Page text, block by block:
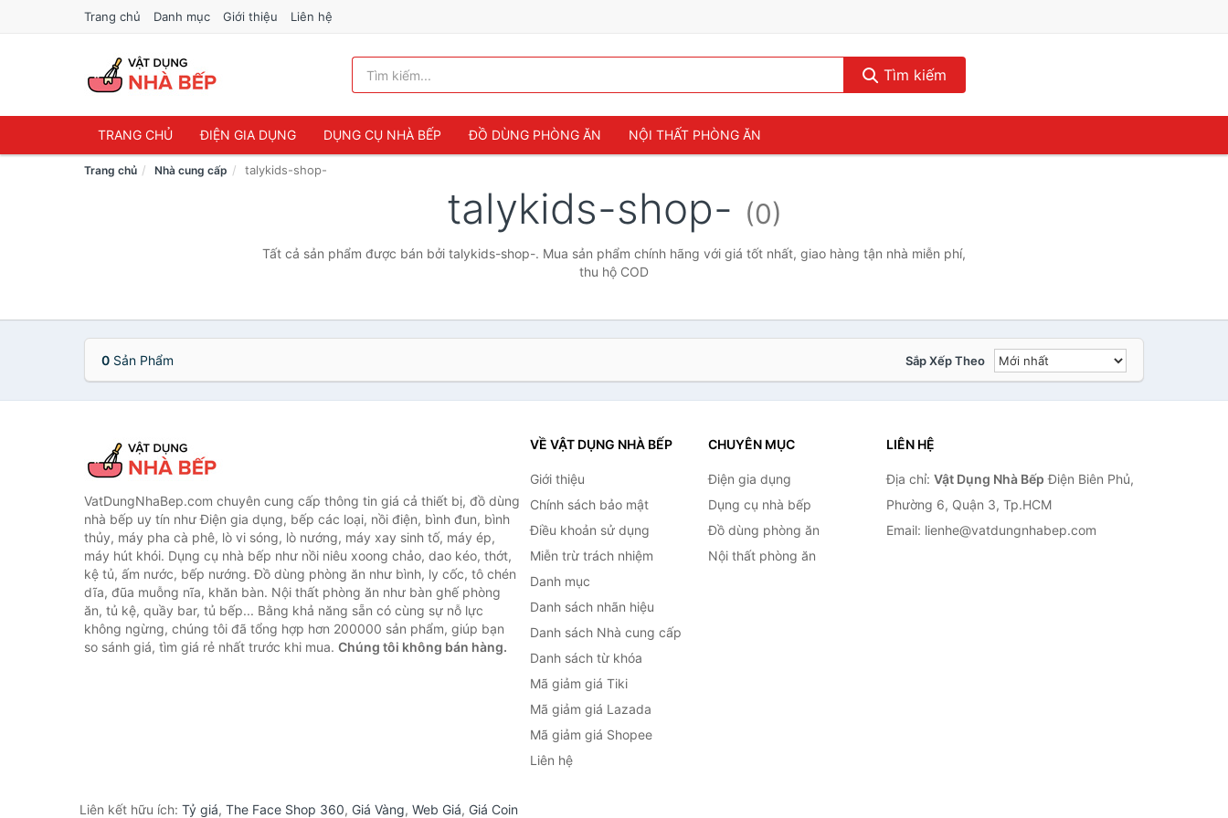
Trang chủ Danh mục Giới thiệu Liên hệ
Tìm kiếm
TRANG CHỦ ĐIỆN GIA DỤNG DỤNG CỤ NHÀ BẾP ĐỒ DÙNG PHÒNG ĂN NỘI THẤT PHÒNG ĂN
Trang chủ Nhà cung cấp talykids-shop-
talykids-shop- (0)
Tất cả sản phẩm được bán bởi talykids-shop-. Mua sản phẩm chính hãng với giá tốt nhất, giao hàng tận nhà miễn phí,
thu hộ COD
0 Sản Phẩm Sắp Xếp Theo
VatDungNhaBep.com chuyên cung cấp thông tin giá cả thiết bị, đồ dùng
nhà bếp uy tín như Điện gia dụng, bếp các loại, nồi điện, bình đun, bình
thủy, máy pha cà phê, lò vi sóng, lò nướng, máy xay sinh tố, máy ép,
máy hút khói. Dụng cụ nhà bếp như nồi niêu xoong chảo, dao kéo, thớt,
kệ tủ, ấm nước, bếp nướng. Đồ dùng phòng ăn như bình, ly cốc, tô chén
dĩa, đũa muỗng nĩa, khăn bàn. Nội thất phòng ăn như bàn ghế phòng
ăn, tủ kệ, quầy bar, tủ bếp... Bằng khả năng sẵn có cùng sự nỗ lực
không ngừng, chúng tôi đã tổng hợp hơn 200000 sản phẩm, giúp bạn
so sánh giá, tìm giá rẻ nhất trước khi mua. Chúng tôi không bán hàng.
VỀ VẬT DỤNG NHÀ BẾP
Giới thiệu
Chính sách bảo mật
Điều khoản sử dụng
Miễn trừ trách nhiệm
Danh mục
Danh sách nhãn hiệu
Danh sách Nhà cung cấp
Danh sách từ khóa
Mã giảm giá Tiki
Mã giảm giá Lazada
Mã giảm giá Shopee
Liên hệ
CHUYÊN MỤC
Điện gia dụng
Dụng cụ nhà bếp
Đồ dùng phòng ăn
Nội thất phòng ăn
LIÊN HỆ
Địa chỉ: Vật Dụng Nhà Bếp Điện Biên Phủ,
Phường 6, Quận 3, Tp.HCM
Email: lienhe@vatdungnhabep.com
Liên kết hữu ích: Tỷ giá, The Face Shop 360, Giá Vàng, Web Giá, Giá Coin